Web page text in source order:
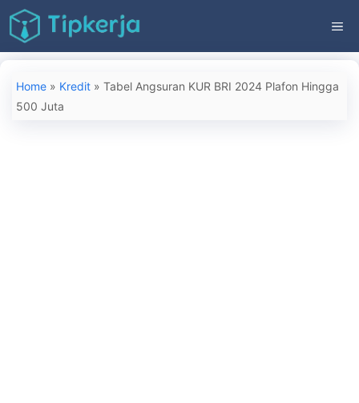
Langsung
ke
isi
Home » Kredit » Tabel Angsuran KUR BRI 2024 Plafon Hingga
500 Juta